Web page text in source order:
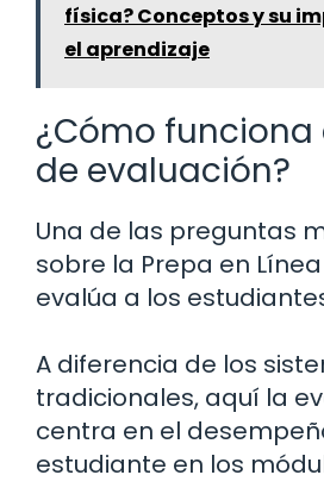
física? Conceptos y su
el aprendizaje
¿Cómo funciona
de evaluación?
Una de las preguntas
sobre la Prepa en
evalúa a los
A diferencia de los
tradicionales, aquí la
centra en el
estudiante en los